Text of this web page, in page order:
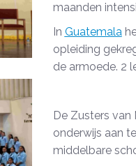
maanden
In Guatemala
opleiding
de armoede. 2
De Zusters van
onderwijs aan
middelbare